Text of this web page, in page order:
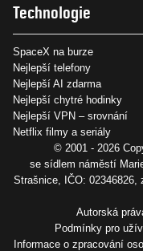
Technologie
SpaceX na burze
Nejlepší telefony
Nejlepší AI zdarma
Nejlepší chytré hodinky
Nejlepší VPN – srovnání
Netflix filmy a seriály
© 2001 - 2026
se sídlem náměstí
Strašnice, IČO: 02346826,
Autorská
Podmínky pro
Informace o zpracování